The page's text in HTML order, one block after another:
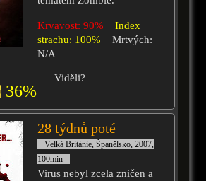
Krvavost: 90%
Index
strachu: 100%
Mrtvých:
N/A
36%
Viděli?
28 týdnů poté
Velká Británie, Španělsko, 2007,
100min
Virus nebyl zcela zničen a